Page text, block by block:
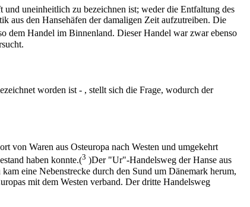
und uneinheitlich zu bezeichnen ist; weder die Entfaltung des
aus den Hansehäfen der damaligen Zeit aufzutreiben. Die
dem Handel im Binnenland. Dieser Handel war zwar ebenso
worden ist - , stellt sich die Frage, wodurch der
von Waren aus Osteuropa nach Westen und umgekehrt
haben konnte.(3 )Der "Ur"-Handelsweg der Hanse aus
eine Nebenstrecke durch den Sund um Dänemark herum,
mit dem Westen verband. Der dritte Handelsweg